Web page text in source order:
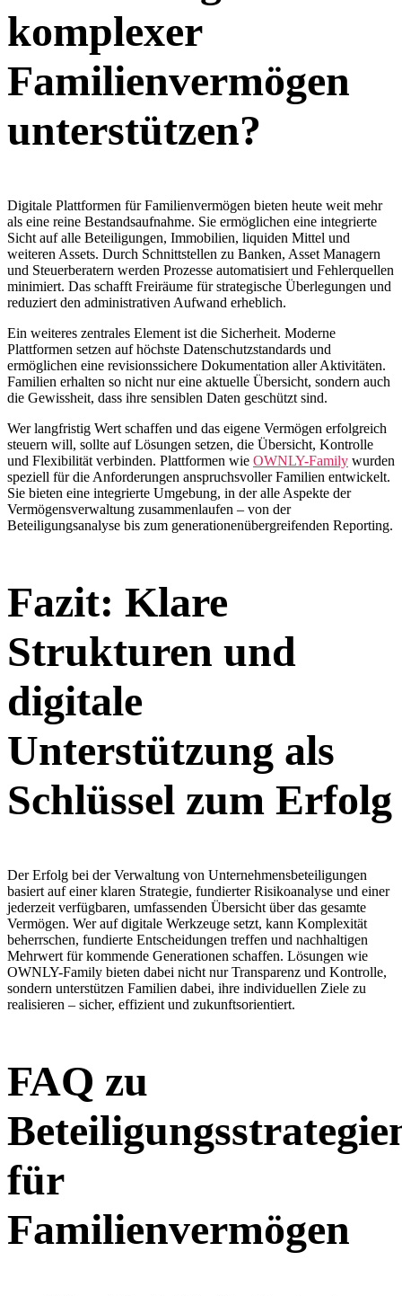
komplexer
Familienvermögen
unterstützen?
Digitale Plattformen für Familienvermögen bieten heute weit mehr
als eine reine Bestandsaufnahme. Sie ermöglichen eine integrierte
Sicht auf alle Beteiligungen, Immobilien, liquiden Mittel und
weiteren Assets. Durch Schnittstellen zu Banken, Asset Managern
und Steuerberatern werden Prozesse automatisiert und Fehlerquellen
minimiert. Das schafft Freiräume für strategische Überlegungen und
reduziert den administrativen Aufwand erheblich.
Ein weiteres zentrales Element ist die Sicherheit. Moderne
Plattformen setzen auf höchste Datenschutzstandards und
ermöglichen eine revisionssichere Dokumentation aller Aktivitäten.
Familien erhalten so nicht nur eine aktuelle Übersicht, sondern auch
die Gewissheit, dass ihre sensiblen Daten geschützt sind.
Wer langfristig Wert schaffen und das eigene Vermögen erfolgreich
steuern will, sollte auf Lösungen setzen, die Übersicht, Kontrolle
und Flexibilität verbinden. Plattformen wie OWNLY-Family wurden
speziell für die Anforderungen anspruchsvoller Familien entwickelt.
Sie bieten eine integrierte Umgebung, in der alle Aspekte der
Vermögensverwaltung zusammenlaufen – von der
Beteiligungsanalyse bis zum generationenübergreifenden Reporting.
Fazit: Klare
Strukturen und
digitale
Unterstützung als
Schlüssel zum Erfolg
Der Erfolg bei der Verwaltung von Unternehmensbeteiligungen
basiert auf einer klaren Strategie, fundierter Risikoanalyse und einer
jederzeit verfügbaren, umfassenden Übersicht über das gesamte
Vermögen. Wer auf digitale Werkzeuge setzt, kann Komplexität
beherrschen, fundierte Entscheidungen treffen und nachhaltigen
Mehrwert für kommende Generationen schaffen. Lösungen wie
OWNLY-Family bieten dabei nicht nur Transparenz und Kontrolle,
sondern unterstützen Familien dabei, ihre individuellen Ziele zu
realisieren – sicher, effizient und zukunftsorientiert.
FAQ zu
für
Familienvermögen